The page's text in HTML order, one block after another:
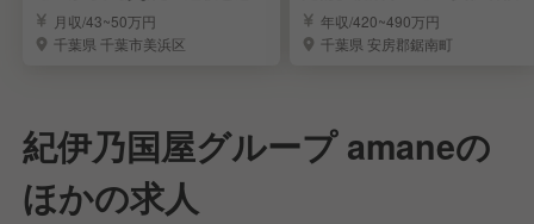
でホテルを創る。
月収/43~50万円
千葉県 千葉市美浜区
募集！
年収/420~490万円
千葉県 安房郡鋸南町
紀伊乃国屋グループ amaneの
ほかの求人